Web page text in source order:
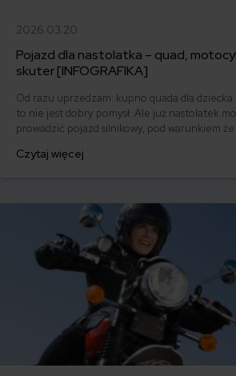
2026.03.20
Pojazd dla nastolatka – quad,
skuter [INFOGRAFIKA]
Od razu uprzedzam: kupno quada dla dziecka
to nie jest dobry pomysł. Ale już nastolatek
prowadzić pojazd silnikowy, pod warunkiem
praktycznych informacji o tym, jakimi
Czytaj więcej